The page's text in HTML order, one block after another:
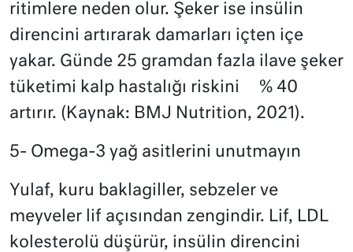
ritimlere neden olur. Şeker ise insülin
direncini artırarak damarları içten içe
yakar. Günde 25 gramdan fazla ilave şeker
tüketimi kalp hastalığı riskini % 40
artırır. (Kaynak: BMJ Nutrition, 2021).
5- Omega-3 yağ asitlerini unutmayın
Yulaf, kuru baklagiller, sebzeler ve
meyveler lif açısından zengindir. Lif, LDL
kolesterolü düşürür, insülin direncini